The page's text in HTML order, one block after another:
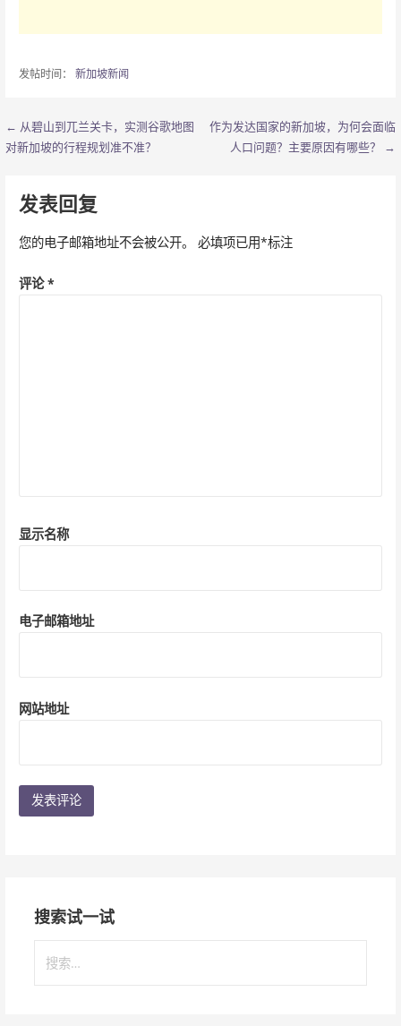
发帖时间： 新加坡新闻
文
导
航
← 从碧山到兀兰关卡，实测谷歌地图
对新加坡的行程规划准不准？
作为发达国家的新加坡，为何会面临
人口问题？主要原因有哪些？ →
发表回复
您的电子邮箱地址不会被公开。 必填项已用*标注
评论*
显示名称
电子邮箱地址
网站地址
搜索试一试
索